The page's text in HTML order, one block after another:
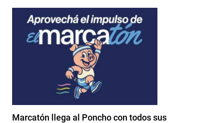
Marcatón llega al Poncho con todos sus